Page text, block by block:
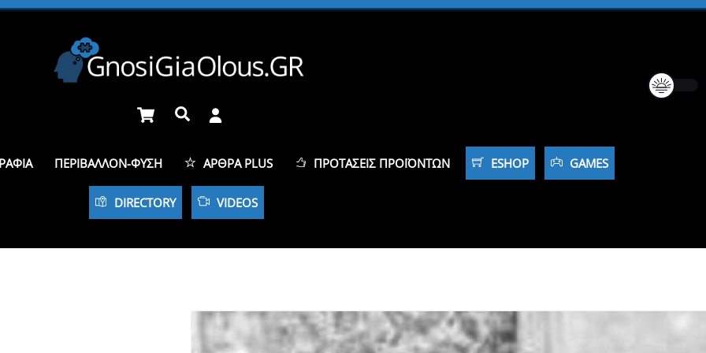
Cart Αναζήτηση
ΠΕΡΙΒΆΛΛΟΝ-ΦΎΣΗ ΆΡΘΡΑ PLUS ΠΡΟΤΆΣΕΙΣ ΠΡΟΪΌΝΤΩΝ ESHOP GAMES
DIRECTORY VIDEOS